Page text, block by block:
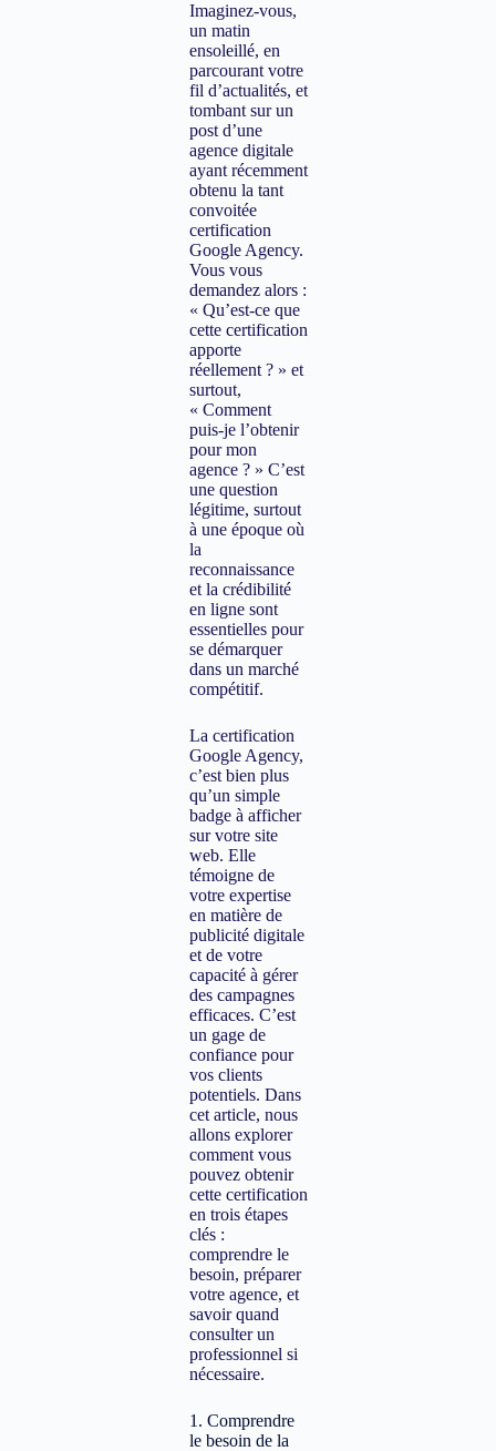
Imaginez-vous,
un matin
ensoleillé, en
parcourant votre
fil d’actualités, et
tombant sur un
post d’une
agence digitale
ayant récemment
obtenu la tant
convoitée
certification
Google Agency.
Vous vous
demandez alors :
« Qu’est-ce que
cette certification
apporte
réellement ? » et
surtout,
« Comment
puis-je l’obtenir
pour mon
agence ? » C’est
une question
légitime, surtout
à une époque où
la
reconnaissance
et la crédibilité
en ligne sont
essentielles pour
se démarquer
dans un marché
compétitif.
La certification
Google Agency,
c’est bien plus
qu’un simple
badge à afficher
sur votre site
web. Elle
témoigne de
votre expertise
en matière de
publicité digitale
et de votre
capacité à gérer
des campagnes
efficaces. C’est
un gage de
confiance pour
vos clients
potentiels. Dans
cet article, nous
allons explorer
comment vous
pouvez obtenir
cette certification
en trois étapes
clés :
comprendre le
besoin, préparer
votre agence, et
savoir quand
consulter un
professionnel si
nécessaire.
1. Comprendre
le besoin de la